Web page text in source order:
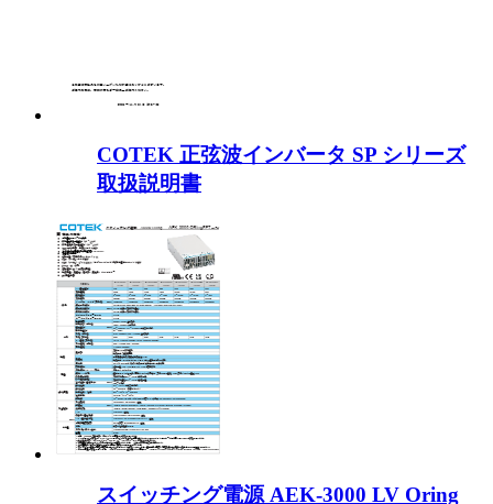
COTEK 正弦波インバータ SP シリーズ
取扱説明書
スイッチング電源 AEK-3000 LV Oring